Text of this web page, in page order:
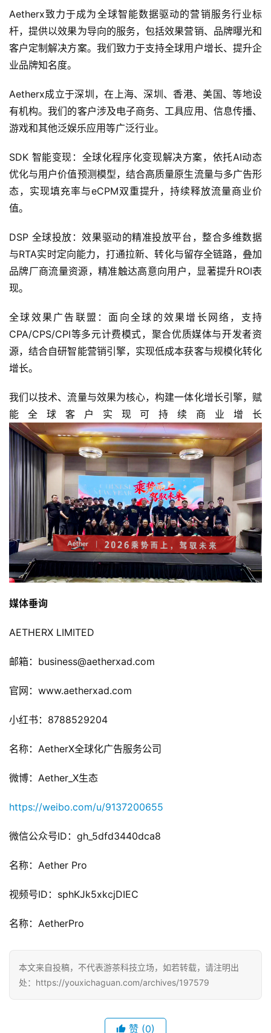
2
5
第
十
三
届
金
茶
奖
月
3
0
日
游
茶
对
接
上
海
站
中
文
中
国
)
Aetherx致力于成为全球智能数据驱动的营销服务行业标
杆，提供以效果为导向的服务，包括效果营销、品牌曝光和
客户定制解决方案。我们致力于支持全球用户增长、提升企
业品牌知名度。
Aetherx成立于深圳，在上海、深圳、香港、美国、等地设
有机构。我们的客户涉及电子商务、工具应用、信息传播、
游戏和其他泛娱乐应用等广泛行业。
SDK 智能变现：全球化程序化变现解决方案，依托AI动态
优化与用户价值预测模型，结合高质量原生流量与多广告形
态，实现填充率与eCPM双重提升，持续释放流量商业价
值。
DSP 全球投放：效果驱动的精准投放平台，整合多维数据
与RTA实时定向能力，打通拉新、转化与留存全链路，叠加
品牌厂商流量资源，精准触达高意向用户，显著提升ROI表
现。
全球效果广告联盟：面向全球的效果增长网络，支持
CPA/CPS/CPI等多元计费模式，聚合优质媒体与开发者资
源，结合自研智能营销引擎，实现低成本获客与规模化转化
增长。
我们以技术、流量与效果为核心，构建一体化增长引擎，赋
能全球客户实现可持续商业增长
媒体垂询
AETHERX LIMITED
邮箱：business@aetherxad.com
官网：www.aetherxad.com
小红书：8788529204
名称：AetherX全球化广告服务公司
微博：Aether_X生态
https://weibo.com/u/9137200655
微信公众号ID：gh_5dfd3440dca8
名称：Aether Pro
视频号ID：sphKJk5xkcjDIEC
名称：AetherPro
本文来自投稿，不代表游茶科技立场，如若转载，请注明出
处：https://youxichaguan.com/archives/197579
赞 (0)